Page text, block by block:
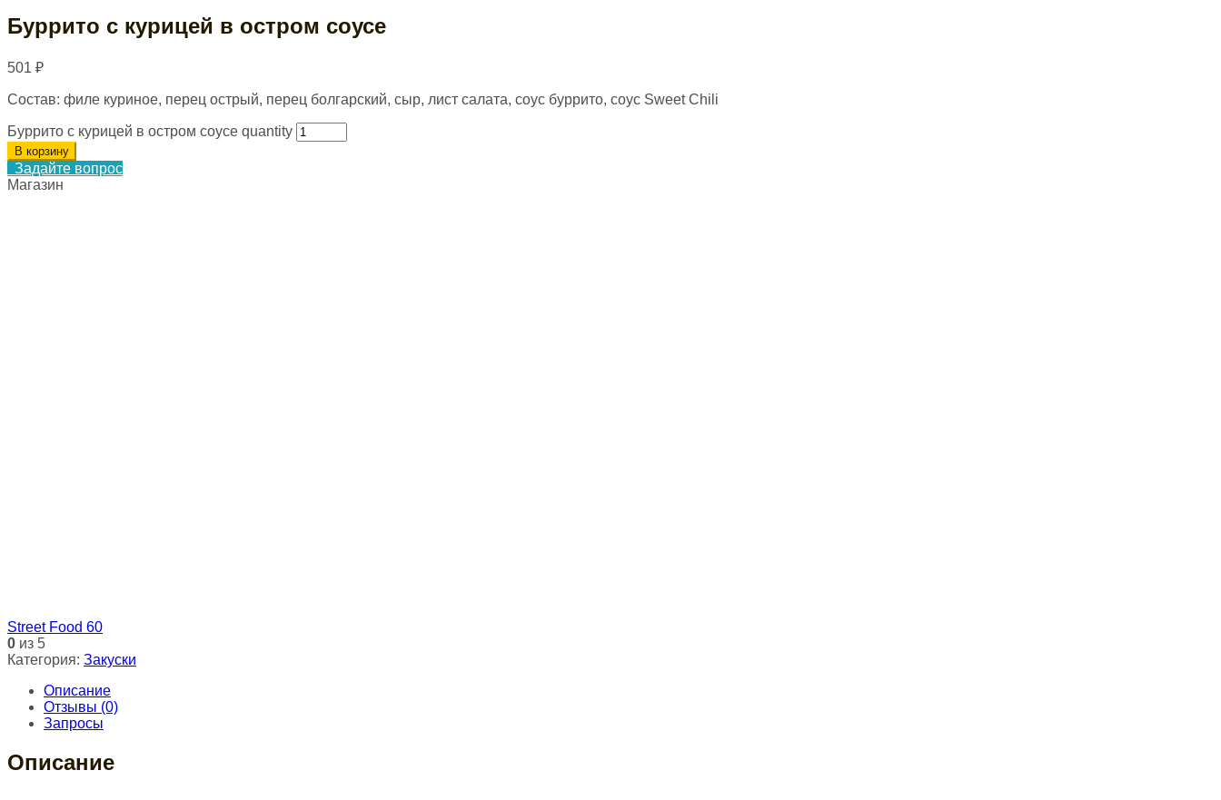
Буррито с курицей в остром соусе
501 ₽
Состав: филе куриное, перец острый, перец болгарский, сыр, лист салата, соус буррито, соус Sweet Chili
Буррито с курицей в остром соусе quantity
В корзину
Задайте вопрос
Магазин
Street Food 60
0 из 5
Категория: Закуски
Описание
Отзывы (0)
Запросы
Описание